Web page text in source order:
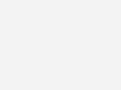
Facette von Themen. Diese
Photovoltaik in allen
Martin Kaltschmitt (TU Hamburg)